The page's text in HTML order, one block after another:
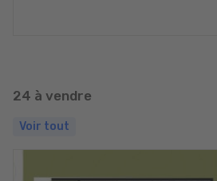
24 à vendre
Voir tout